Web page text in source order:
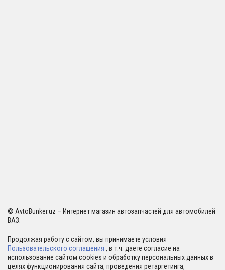
© AvtoBunker.uz – Интернет магазин автозапчастей для автомобилей
ВАЗ.
Продолжая работу с сайтом, вы принимаете условия
Пользовательского соглашения , в т.ч. даете согласие на
использование сайтом cookies и обработку персональных данных в
целях функционирования сайта, проведения ретаргетинга,